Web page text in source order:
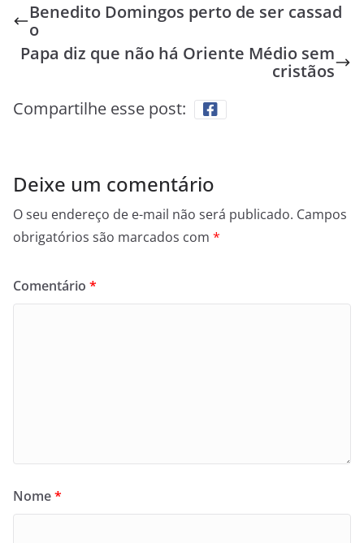
Benedito Domingos perto de ser cassad
o
Papa diz que não há Oriente Médio sem
cristãos
Compartilhe esse post:
Deixe um comentário
O seu endereço de e-mail não será publicado. Campos
obrigatórios são marcados com *
Comentário *
Nome*